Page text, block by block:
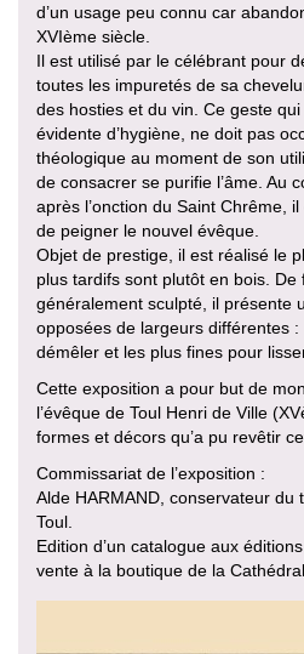
d’un usage peu connu car
XVIème siècle.
Il est utilisé par le célébrant pour
toutes les impuretés de sa
des hosties et du vin. Ce geste
évidente d’hygiène, ne doit pas
théologique au moment de son
de consacrer se purifie l’âme. Au
après l’onction du Saint Chrême,
de peigner le nouvel évêque.
Objet de prestige, il est réalisé le
plus tardifs sont plutôt en bois. De
généralement sculpté, il présente
opposées de largeurs différentes
démêler et les plus fines pour
Cette exposition a pour but de
l’évêque de Toul Henri de Ville
formes et décors qu’a pu revêtir
Commissariat de l’exposition :
Alde HARMAND, conservateur du
Toul.
Edition d’un catalogue aux
vente à la boutique de la